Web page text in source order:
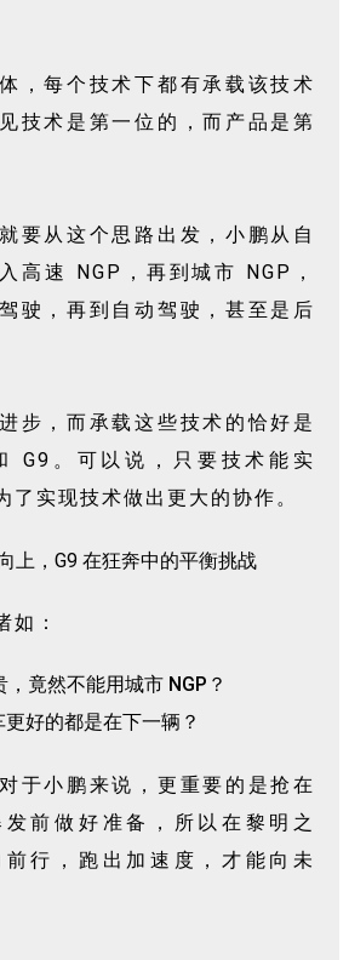
，每个技术下都有承载该技术
技术是第一位的，而产品是第
要从这个思路出发，小鹏从自
高速 NGP，再到城市 NGP，
驶，再到自动驾驶，甚至是后
步，而承载这些技术的恰好是
G9。可以说，只要技术能实
了实现技术做出更大的协作。
如：
，竟然不能用城市 NGP？
好的都是在下一辆？
于小鹏来说，更重要的是抢在
前做好准备，所以在黎明之
行，跑出加速度，才能向未